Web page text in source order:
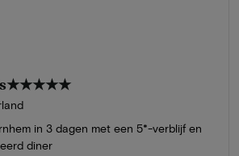
★★★★★
in 3 dagen met een 5*-verblijf en
diner